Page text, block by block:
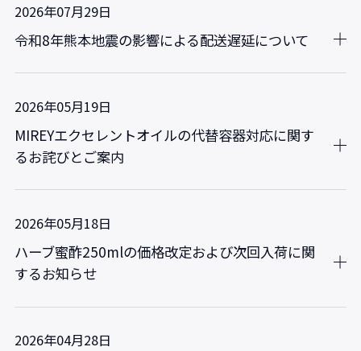
2026年07月29日
令和8年熊本地震の影響による配送遅延について
2026年05月19日
MIREYエクセレントオイルの代替容器対応に関す
るお詫びとご案内
2026年05月18日
ハーブ蜜酢250mlの価格改定および次回入荷に関
するお知らせ
2026年04月28日